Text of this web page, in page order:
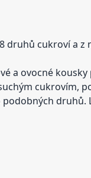
druhů cukroví a
a ovocné
cukrovím,
podobných druhů.